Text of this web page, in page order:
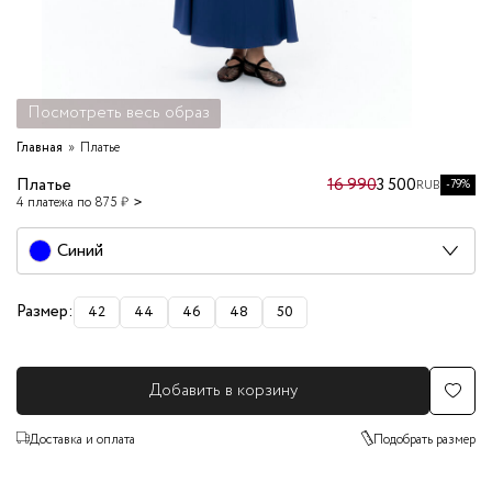
Посмотреть весь образ
Главная Платье
Платье
4 платежа по 875 ₽
16 9903 500RUB -79%
Синий
Размер: 42 44 46 48 50
Добавить в корзину
Доставка и оплата Подобрать размер